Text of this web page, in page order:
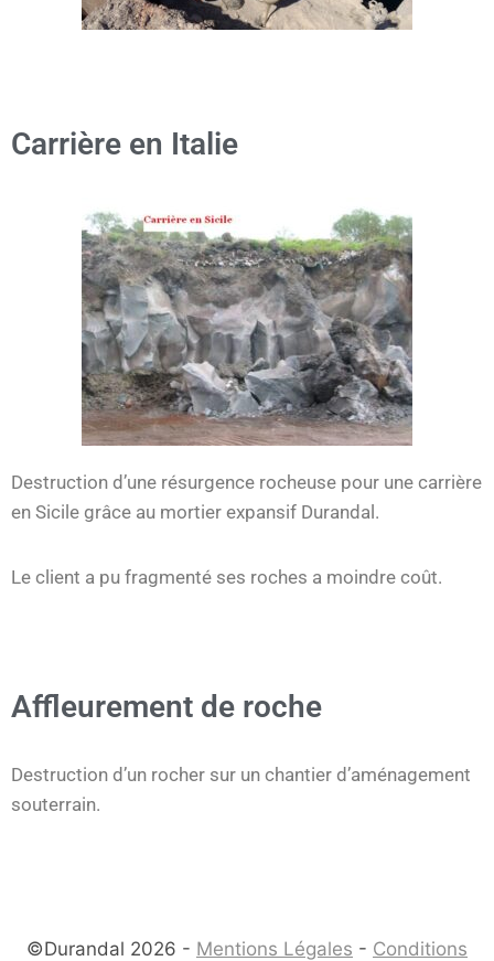
Carrière en Italie
Destruction d’une résurgence rocheuse pour une carrière
en Sicile grâce au mortier expansif Durandal.
Le client a pu fragmenté ses roches a moindre coût.
Affleurement de roche
Destruction d’un rocher sur un chantier d’aménagement
souterrain.
©Durandal 2026 - Mentions Légales - Conditions